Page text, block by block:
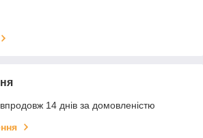
14 днів за домовленістю